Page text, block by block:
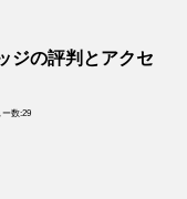
ジの評判とアクセ
ー数:29